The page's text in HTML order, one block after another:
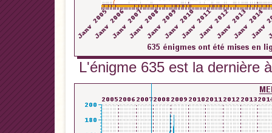
L'énigme 635 est la dernière